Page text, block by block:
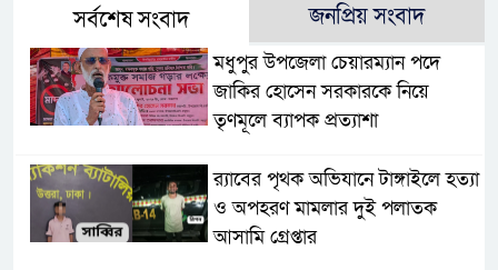
সর্বশেষ সংবাদ জনপ্রিয় সংবাদ
মধুপুর উপজেলা চেয়ারম্যান পদে
জাকির হোসেন সরকারকে নিয়ে
তৃণমূলে ব্যাপক প্রত্যাশা
র‌্যাবের পৃথক অভিযানে টাঙ্গাইলে হত্যা
ও অপহরণ মামলার দুই পলাতক
আসামি গ্রেপ্তার